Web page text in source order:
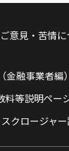
ご意見・苦情
融事業者編）
料等説明ペー
クロージャ